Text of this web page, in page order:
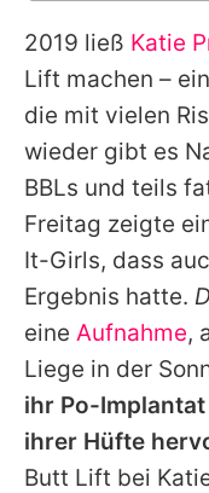
Alle
2019 ließ Katie
Lift machen –
die mit vielen
wieder gibt es
BBLs und teils
Freitag zeigte
It-Girls, dass
Ergebnis hatte.
eine Aufnahme,
Liege in der
ihr Po-
ihrer Hüfte
Butt Lift bei